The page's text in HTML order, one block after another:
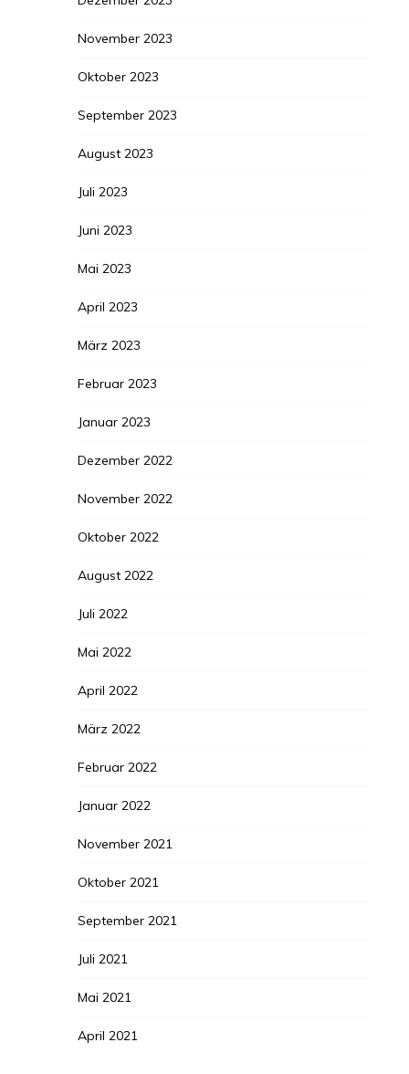
November 2023
Oktober 2023
September 2023
August 2023
Juli 2023
Juni 2023
Mai 2023
April 2023
März 2023
Februar 2023
Januar 2023
Dezember 2022
November 2022
Oktober 2022
August 2022
Juli 2022
Mai 2022
April 2022
März 2022
Februar 2022
Januar 2022
November 2021
Oktober 2021
September 2021
Juli 2021
Mai 2021
April 2021